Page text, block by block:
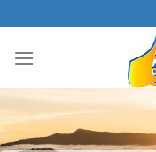
qua
nội